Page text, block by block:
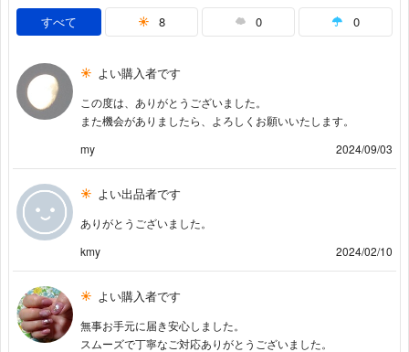
すべて 8 0 0
よい購入者です
この度は、ありがとうございました。
また機会がありましたら、よろしくお願いいたします。
my
2024/09/03
よい出品者です
ありがとうございました。
kmy
2024/02/10
よい購入者です
無事お手元に届き安心しました。
スムーズで丁寧なご対応ありがとうございました。